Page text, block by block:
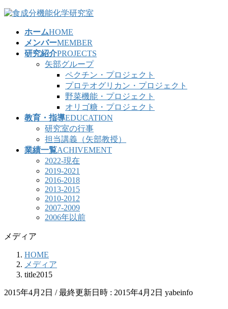
コ
ナ
ホームHOME
メンバーMEMBER
研究紹介PROJECTS
矢部グループ
ペクチン・プロジェクト
プロテオグリカン・プロジェクト
野菜機能・プロジェクト
オリゴ糖・プロジェクト
教育・指導EDUCATION
研究室の行事
担当講義（矢部教授）
業績一覧ACHIVEMENT
2022-現在
2019-2021
2016-2018
2013-2015
2010-2012
2007-2009
2006年以前
メディア
HOME
メディア
title2015
2015年4月2日 / 最終更新日時 : 2015年4月2日 yabeinfo